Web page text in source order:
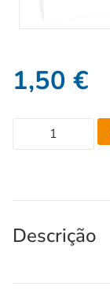
1,50 €
Descrição